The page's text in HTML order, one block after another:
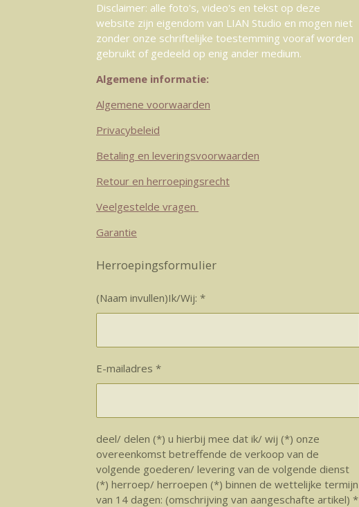
Disclaimer: alle foto's, video's en tekst op deze
website zijn eigendom van LIAN Studio en mogen niet
zonder onze schriftelijke toestemming vooraf worden
gebruikt of gedeeld op enig ander medium.
Algemene informatie:
Algemene voorwaarden
Privacybeleid
Betaling en leveringsvoorwaarden
Retour en herroepingsrecht
Veelgestelde vragen
Garantie
Herroepingsformulier
(Naam invullen)Ik/Wij: *
E-mailadres *
deel/ delen (*) u hierbij mee dat ik/ wij (*) onze
overeenkomst betreffende de verkoop van de
volgende goederen/ levering van de volgende dienst
(*) herroep/ herroepen (*) binnen de wettelijke termijn
van 14 dagen: (omschrijving van aangeschafte artikel) *